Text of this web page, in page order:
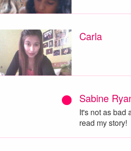
Carla
Sabine
It's not as bad
read my story!